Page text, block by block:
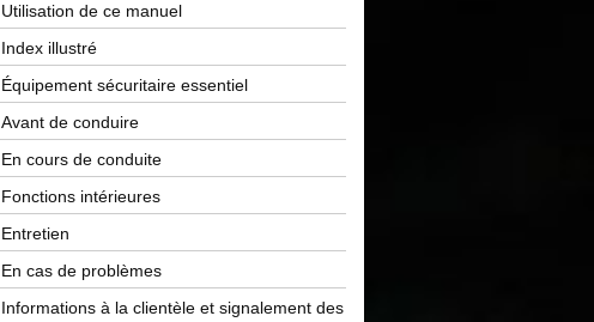
Utilisation de ce manuel
Index illustré
Équipement sécuritaire essentiel
Avant de conduire
En cours de conduite
Fonctions intérieures
Entretien
En cas de problèmes
Informations à la clientèle et signalement des